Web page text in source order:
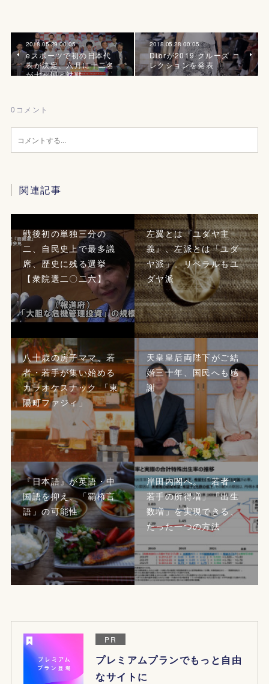
2018.05.29 00:05
eスポーツで初の日本代
表が決定、六月に十二名
が七ヶ国と対戦
2018.05.28 00:05
Diorが2019 クルーズ コ
レクションを発表
0 コメント
関連記事
戦後初の単独三分の
二、自民史上で最多議
席、歴史に残る選挙
【衆院選二〇二六】
左翼とは『ユダヤ主
義』、左派とは「ユダ
ヤ派」。リベラルもユ
ダヤ派
八十歳の房子ママ、若
者・若手が集い始める
カラオケスナック 「東
陽町ファジィ」
天皇皇后両陛下がご結
婚三十年、国民へも感
謝
『日本語』が英語・中
国語を抑え、「覇権言
語」の可能性
岸田内閣へ。「若者・
若手の所得増」「出生
数増」を実現できる、
たった一つの方法
PR
プレミアムプランでもっと自由
なサイトに